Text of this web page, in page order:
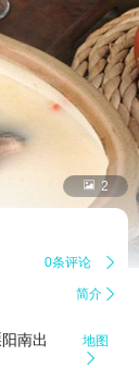
 2
0条评论 
简介 
南出
地图
